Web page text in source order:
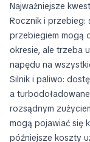
Najważniejsze
Rocznik i przebieg:
przebiegiem mogą
okresie, ale trzeba
napędu na
Silnik i paliwo:
a
rozsądnym
mogą pojawiać się
późniejsze koszty